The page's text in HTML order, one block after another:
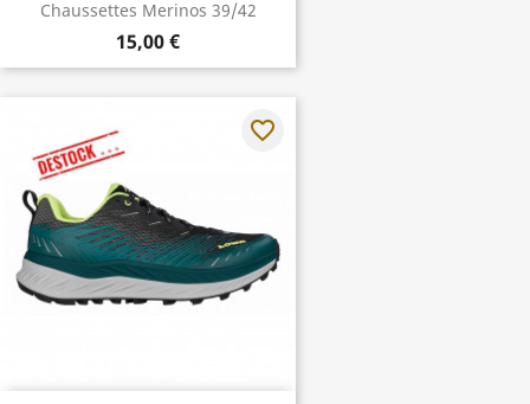
Chaussettes Merinos 39/42
15,00 €
favorite_border